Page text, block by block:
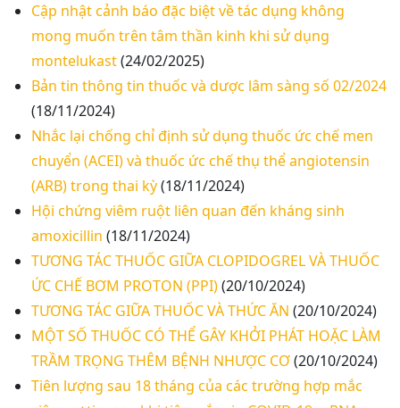
Cập nhật cảnh báo đặc biệt về tác dụng không
mong muốn trên tâm thần kinh khi sử dụng
montelukast(24/02/2025)
Bản tin thông tin thuốc và dược lâm sàng số 02/2024
(18/11/2024)
Nhắc lại chống chỉ định sử dụng thuốc ức chế men
chuyển (ACEI) và thuốc ức chế thụ thể angiotensin
(ARB) trong thai kỳ(18/11/2024)
Hội chứng viêm ruột liên quan đến kháng sinh
amoxicillin (18/11/2024)
TƯƠNG TÁC THUỐC GIỮA CLOPIDOGREL VÀ THUỐC
ỨC CHẾ BƠM PROTON (PPI)(20/10/2024)
TƯƠNG TÁC GIỮA THUỐC VÀ THỨC ĂN (20/10/2024)
MỘT SỐ THUỐC CÓ THỂ GÂY KHỞI PHÁT HOẶC LÀM
TRẦM TRỌNG THÊM BỆNH NHƯỢC CƠ(20/10/2024)
Tiên lượng sau 18 tháng của các trường hợp mắc